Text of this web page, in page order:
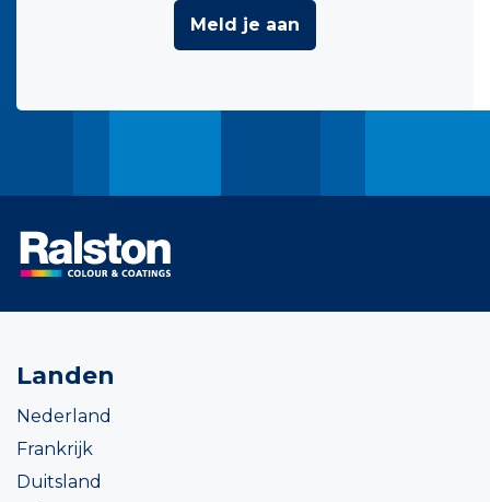
Meld je aan
Landen
Nederland
Frankrijk
Duitsland